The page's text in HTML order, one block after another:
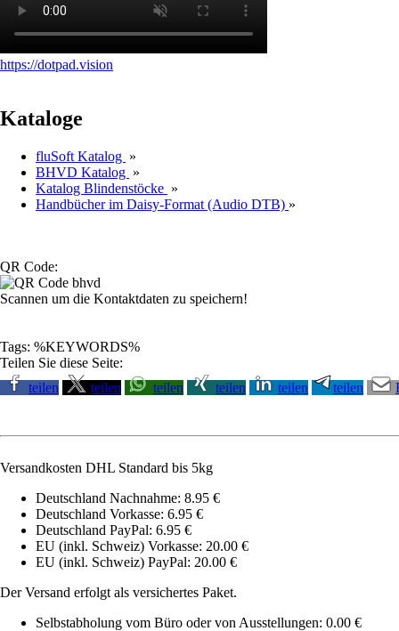
https://dotpad.vision
Kataloge
fluSoft Katalog »
BHVD Katalog »
Katalog Blindenstöcke »
Handbücher im Daisy-Format (Audio DTB) »
QR Code:
Scannen um die Kontaktdaten zu speichern!
Tags: %KEYWORDS%
Teilen Sie diese Seite:
teilen
teilen teilen teilen teilen teilen
Versandkosten DHL Standard bis 5kg
Deutschland Nachnahme: 8.95 €
Deutschland Vorkasse: 6.95 €
Deutschland PayPal: 6.95 €
EU (inkl. Schweiz) Vorkasse: 20.00 €
EU (inkl. Schweiz) PayPal: 20.00 €
Der Versand erfolgt als versichertes Paket.
Selbstabholung vom Büro oder von Ausstellungen: 0.00 €